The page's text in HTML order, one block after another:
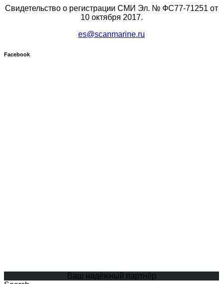
Свидетельство о регистрации СМИ Эл. № ФС77-71251 от
10 октября 2017.
es@scanmarine.ru
Facebook
Ваш надёжный партнёр